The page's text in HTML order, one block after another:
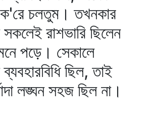
চলতুম। তখনকার
রাশভারি ছিলেন
পড়ে। সেকালে
ছিল, তাই
লঙ্ঘন সহজ ছিল না।